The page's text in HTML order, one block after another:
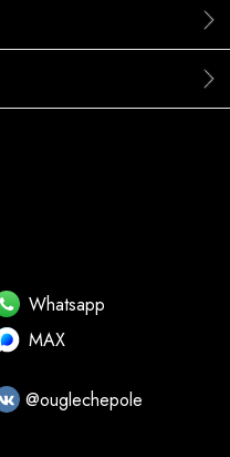
Whatsapp
MAX
@ouglechepole